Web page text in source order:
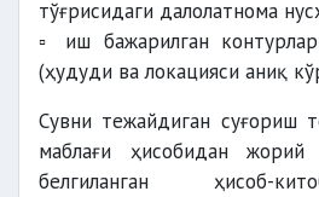
тўғрисидаги далолатнома
▫️ иш бажарилган
(ҳудуди ва локацияси аниқ
Сувни тежайдиган суғориш
маблағи ҳисобидан жорий
белгиланган ҳисоб-